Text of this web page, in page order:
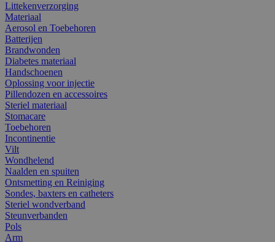
Littekenverzorging
Materiaal
Aerosol en Toebehoren
Batterijen
Brandwonden
Diabetes materiaal
Handschoenen
Oplossing voor injectie
Pillendozen en accessoires
Steriel materiaal
Stomacare
Toebehoren
Incontinentie
Vilt
Wondhelend
Naalden en spuiten
Ontsmetting en Reiniging
Sondes, baxters en catheters
Steriel wondverband
Steunverbanden
Pols
Arm